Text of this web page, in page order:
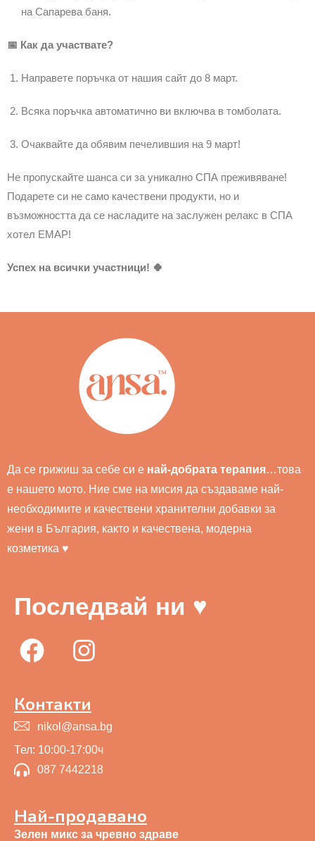
на Сапарева баня.
📅 Как да участвате?
Направете поръчка от нашия сайт до 8 март.
Всяка поръчка автоматично ви включва в томболата.
Очаквайте да обявим печелившия на 9 март!
Не пропускайте шанса си за уникално СПА преживяване!
Подарете си не само качествени продукти, но и
възможността да се насладите на заслужен релакс в СПА
хотел ЕМАР!
Успех на всички участници! 🍀
Да се грижиш за себе си е най-добрата терапия…това
е нашето мото. Ние сме на мисия да създаваме най-
необходимите и качествени хранителни добавки за
жени в България, както и качествена, модерна
козметика ♥
Последвай ни ♥
Контакти
nikol@ansa.bg
Тел: 10:00-17:00ч
087 7442218
Най-продавано
Зелен микс за чревно здраве